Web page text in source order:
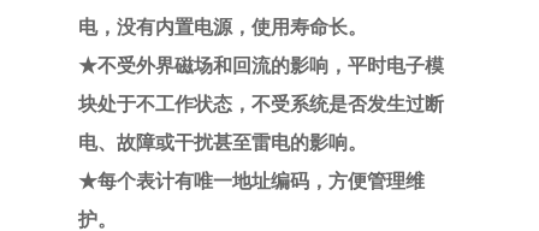
电，没有内置电源，使用寿命长。
★不受外界磁场和回流的影响，平时电子模
块处于不工作状态，不受系统是否发生过断
电、故障或干扰甚至雷电的影响。
★每个表计有唯一地址编码，方便管理维
护。